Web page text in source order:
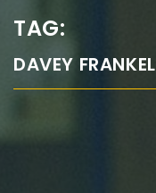
TAG:
DAVEY FRANKEL